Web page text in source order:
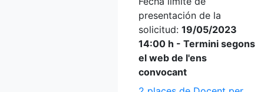
presentación de la
solicitud: 19/05/2023
14:00 h - Termini segons
el web de l'ens
convocant